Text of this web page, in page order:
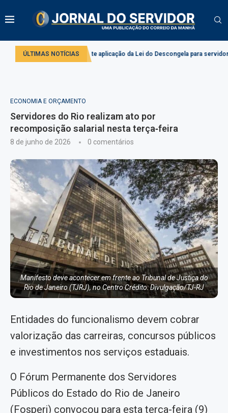
ÚLTIMAS NOTÍCIAS
Comissão debate aplicação da Lei do Descongela para servidores públicos
ECONOMIA E ORÇAMENTO
Servidores do Rio realizam ato por
recomposição salarial nesta terça‑feira
8 de junho de 2026 0 comentários
Manifesto deve acontecer em frente ao Tribunal de Justiça do
Rio de Janeiro (TJRJ), no Centro Crédito: Divulgação/TJ-RJ
Entidades do funcionalismo devem cobrar
valorização das carreiras, concursos públicos
e investimentos nos serviços estaduais.
O Fórum Permanente dos Servidores
Públicos do Estado do Rio de Janeiro
(Fosperj) convocou para esta terça-feira (9)